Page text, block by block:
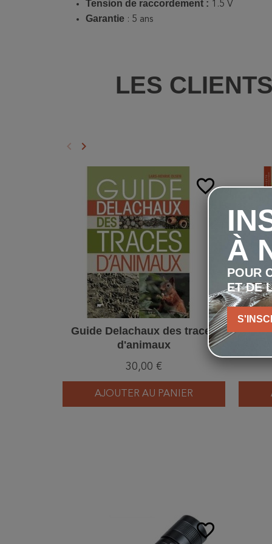
Tension de raccordement : 1.5 V
Garantie : 5 ans
LES
Précédent
keyboard_arrow_left Suivant
keyboard_arrow_right
favorite_border
Guide Delachaux des traces
d'animaux
30,00 €
AJOUTER AU PANIER
favorite_border
À
POUR
ET DE